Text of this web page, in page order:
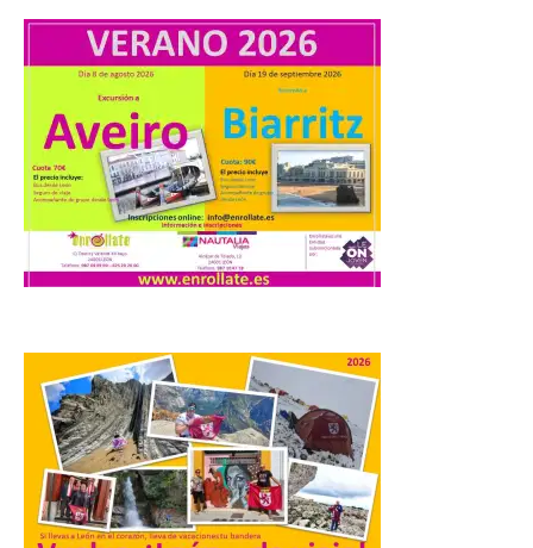
El profesorado de la
Facultad de Ciencias de la
Actividad Física y del
Deporte de la ULE diseña
una propuesta que
combina acción rápida, toma de
decisiones y colaboración estratégica sin
que ningún participante quede excluido
del juego. GEO-Arena nace […]
facilitar la movilidad
durante el eclipse total de
Sol del 12 de agosto
9 Ago 2026
Renfe reforzará servicios